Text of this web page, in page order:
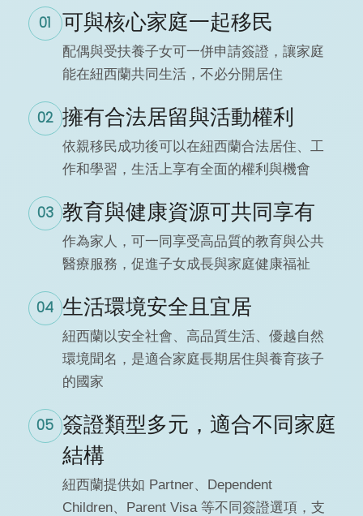
01 可與核心家庭一起移民
配偶與受扶養子女可一併申請簽證，讓家庭
能在紐西蘭共同生活，不必分開居住
02 擁有合法居留與活動權利
依親移民成功後可以在紐西蘭合法居住、工
作和學習，生活上享有全面的權利與機會
03 教育與健康資源可共同享有
作為家人，可一同享受高品質的教育與公共
醫療服務，促進子女成長與家庭健康福祉
04 生活環境安全且宜居
紐西蘭以安全社會、高品質生活、優越自然
環境聞名，是適合家庭長期居住與養育孩子
的國家
05 簽證類型多元，適合不同家庭
結構
紐西蘭提供如 Partner、Dependent
Children、Parent Visa 等不同簽證選項，支